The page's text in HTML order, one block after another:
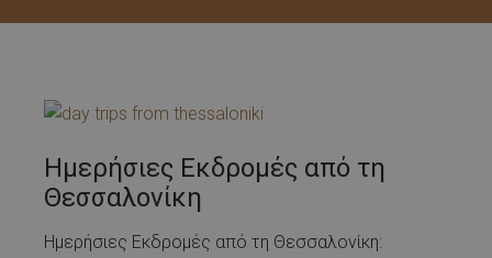
Ημερήσιες Εκδρομές από τη
Θεσσαλονίκη
Ημερήσιες Εκδρομές από τη Θεσσαλονίκη: